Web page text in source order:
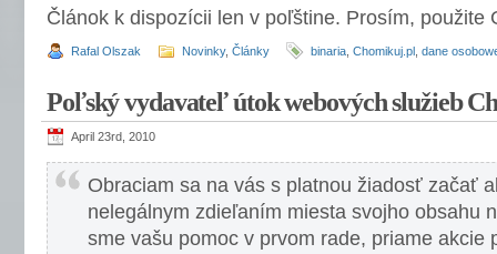
Článok k dispozícii len v poľštine. Prosím, použite
Rafal Olszak Novinky, Články binaria Chomikuj.pl dane
Poľský vydavateľ útok webových služieb
April 23rd, 2010
Obraciam sa na vás s platnou žiadosť začať
nelegálnym zdieľaním miesta svojho obsahu
sme vašu pomoc v prvom rade, priame akcie